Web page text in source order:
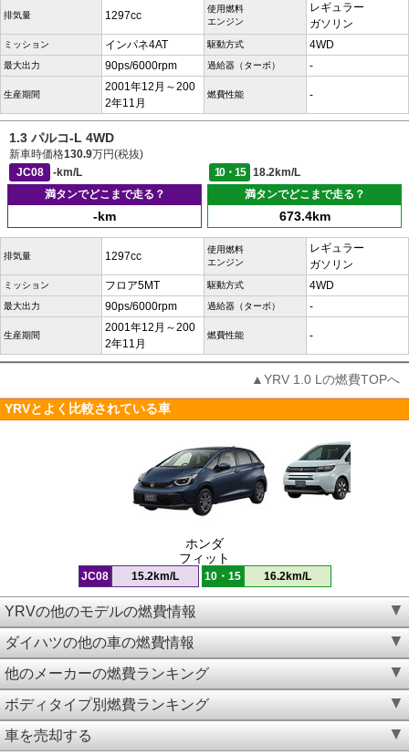
排気量 1297cc
使用燃料
エンジン
レギュラー
ガソリン
ミッション インパネ4AT 駆動方式 4WD
最大出力 90ps/6000rpm 過給器（ターボ） -
生産期間
2001年12月～200
2年11月
燃費性能 -
1.3 パルコ-L 4WD
新車時価格130.9万円(税抜)
JC08
-km/L 10・15
18.2km/L
満タンでどこまで走る？
-km
満タンでどこまで走る？
673.4km
排気量 1297cc
使用燃料
エンジン
レギュラー
ガソリン
ミッション フロア5MT 駆動方式 4WD
最大出力 90ps/6000rpm 過給器（ターボ） -
生産期間
2001年12月～200
2年11月
燃費性能 -
▲YRV 1.0 Lの燃費TOPへ
YRVとよく比較されている車
ホンダ
フィット
JC08 15.2km/L 10・15 16.2km/L
YRVの他のモデルの燃費情報
ダイハツの他の車の燃費情報
他のメーカーの燃費ランキング
ボディタイプ別燃費ランキング
車を売却する